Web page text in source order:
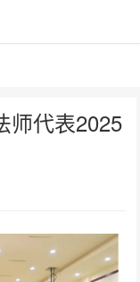
师代表2025